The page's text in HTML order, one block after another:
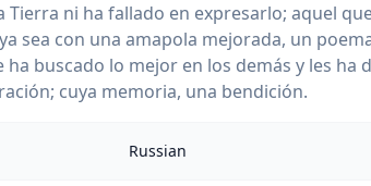
Tierra ni ha fallado en expresarlo; aquel
sea con una amapola mejorada, un
buscado lo mejor en los demás y les ha
cuya memoria, una bendición.
Russian